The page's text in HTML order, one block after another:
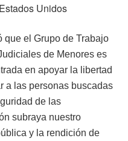
Unidos
que el Grupo de Trabajo
de Menores es
en apoyar la libertad
a las personas buscadas
de las
subraya nuestro
y la rendición de